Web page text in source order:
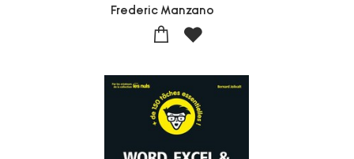
Frederic Manzano